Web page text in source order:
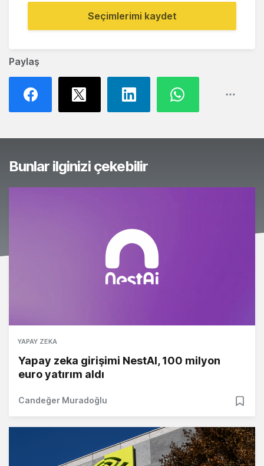
Paylaş
Seçimlerimi kaydet
Bunlar ilginizi çekebilir
YAPAY ZEKA
Yapay zeka girişimi NestAI, 100 milyon
euro yatırım aldı
Candeğer Muradoğlu